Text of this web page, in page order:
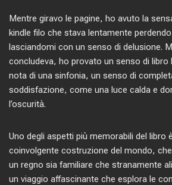
Mentre giravo le pagine, ho avuto la
kindle filo che stava lentamente
lasciandomi con un senso di delusione.
concludeva, ho provato un senso di libro
nota di una sinfonia, un senso di
soddisfazione, come una luce calda e
l’oscurità.
Uno degli aspetti più memorabili del libro
coinvolgente costruzione del mondo,
un regno sia familiare che stranamente
un viaggio affascinante che esplora le